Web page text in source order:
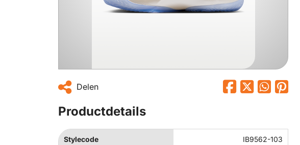
Delen
Productdetails
Stylecode IB9562-103